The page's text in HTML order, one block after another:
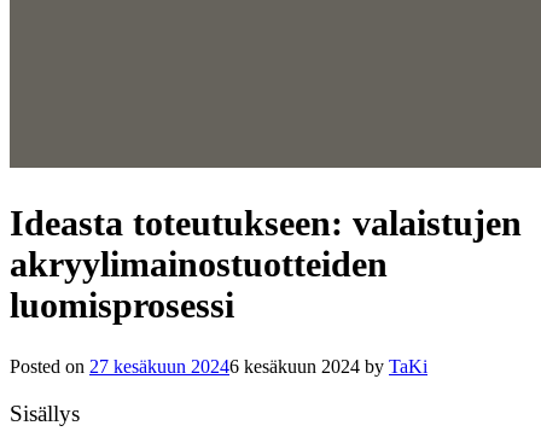
Ideasta toteutukseen: valaistujen
akryylimainostuotteiden
luomisprosessi
Posted on 27 kesäkuun 20246 kesäkuun 2024 by TaKi
Sisällys